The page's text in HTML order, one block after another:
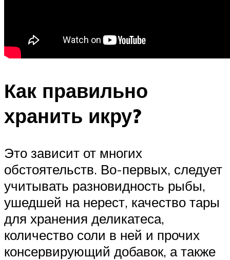
Как правильно
хранить икру?
Это зависит от многих
обстоятельств. Во-первых, следует
учитывать разновидность рыбы,
ушедшей на нерест, качество тары
для хранения деликатеса,
количество соли в ней и прочих
консервирующий добавок, а также